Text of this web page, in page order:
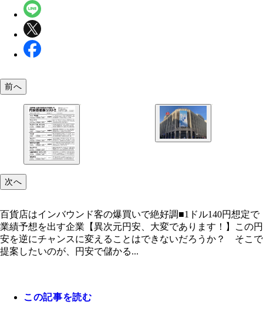
百貨店はインバウンド客の爆買いで絶好調
前へ
次へ
百貨店はインバウンド客の爆買いで絶好調■1ドル140円想定で
業績予想を出す企業【異次元円安、大変であります！】この円
安を逆にチャンスに変えることはできないだろうか？ そこで
提案したいのが、円安で儲かる...
この記事を読む